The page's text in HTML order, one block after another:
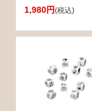
1,980円(税込)